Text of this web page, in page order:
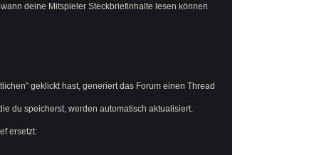
deine Mitspieler Steckbriefinhalte lesen können
geklickt hast, generiert das Forum einen Thread
du speicherst, werden automatisch aktualisiert.
ersetzt: